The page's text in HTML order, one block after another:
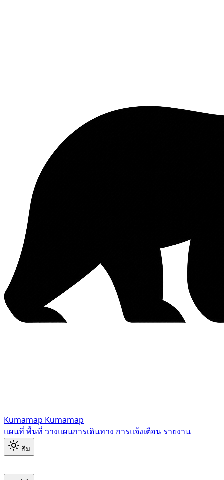
Kumamap Kumamap
แผนที่ พื้นที่ วางแผนการเดินทาง การแจ้งเตือน รายงาน
ธีม